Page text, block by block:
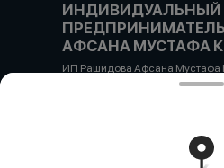
ИНДИВИДУАЛЬНЫЙ
АФСАНА МУСТАФА
ИП Рашидова Афсана
322784700051126 ИНН
Работает на эффективном ядре